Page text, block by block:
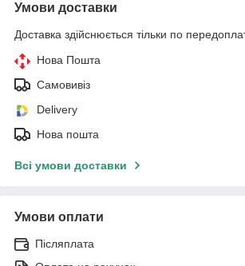
Умови доставки
Доставка здійснюється тільки по
Нова Пошта
Самовивіз
Delivery
Нова пошта
Всі умови доставки
Умови оплати
Післяплата